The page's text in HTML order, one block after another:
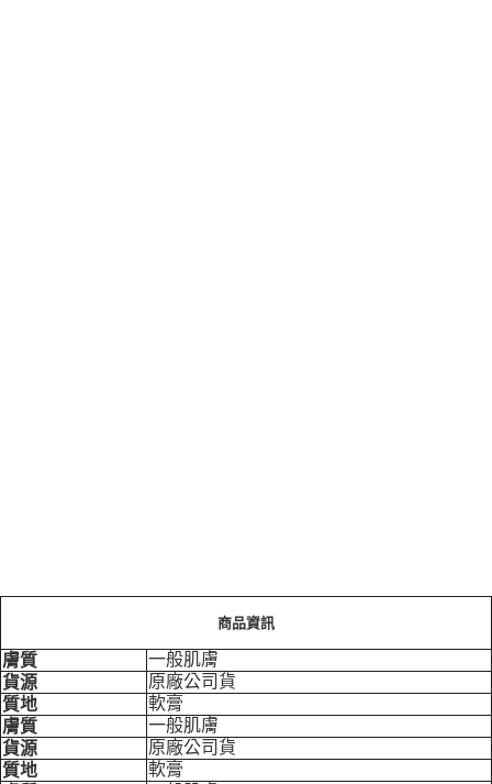
商品資訊
膚質
一般肌膚
貨源
原廠公司貨
質地
軟膏
膚質
一般肌膚
貨源
原廠公司貨
質地
軟膏